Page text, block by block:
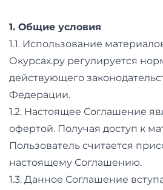
1. Общие условия
1.1. Использование
Окурсах.ру регулируется
действующего
Федерации.
1.2. Настоящее Соглашение
офертой. Получая доступ к
Пользователь считается
настоящему Соглашению.
1.3. Данное Соглашение
фото,
аудио
Маркетинг
Иностранный
язык
Для
детей